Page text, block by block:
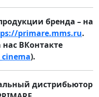
бренда – на
primare.mms.ru.
ВКонтакте
).
дистрибьютор